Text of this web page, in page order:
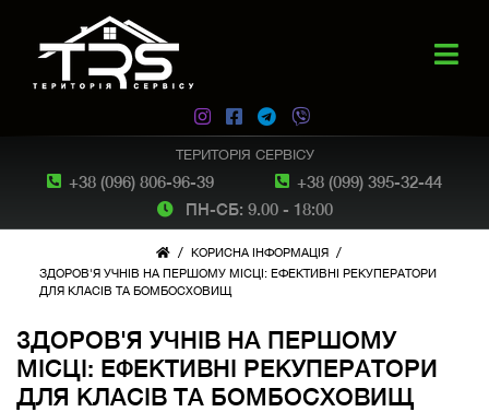
+38 (096) 806-96-39 +38 (099) 395-32-44
ТЕРИТОРІЯ СЕРВІСУ
ПН-СБ: 9.00 - 18:00
/ КОРИСНА ІНФОРМАЦІЯ /
ЗДОРОВ'Я УЧНІВ НА ПЕРШОМУ МІСЦІ: ЕФЕКТИВНІ РЕКУПЕРАТОРИ
ДЛЯ КЛАСІВ ТА БОМБОСХОВИЩ
ЗДОРОВ'Я УЧНІВ НА ПЕРШОМУ
МІСЦІ: ЕФЕКТИВНІ РЕКУПЕРАТОРИ
ДЛЯ КЛАСІВ ТА БОМБОСХОВИЩ